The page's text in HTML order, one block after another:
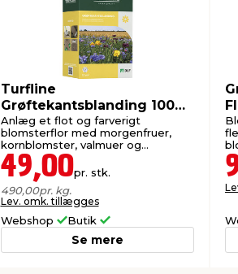
Turfline
Grøftekantsblanding 100
gram
Anlæg et flot og farverigt
blomsterflor med morgenfruer,
kornblomster, valmuer og
solsikker.
49,00pr. stk.
490,00pr. kg.
Lev. omk. tillægges
Webshop Butik
Se mere